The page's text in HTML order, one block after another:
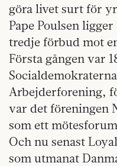
göra livet surt för
Pape Poulsen
tredje förbud mot
Första gången var
Arbejderforening,
var det föreningen
som ett
Och nu senast
som utmanat